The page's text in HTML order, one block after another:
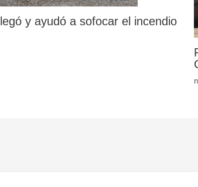
y ayudó a sofocar el incendio